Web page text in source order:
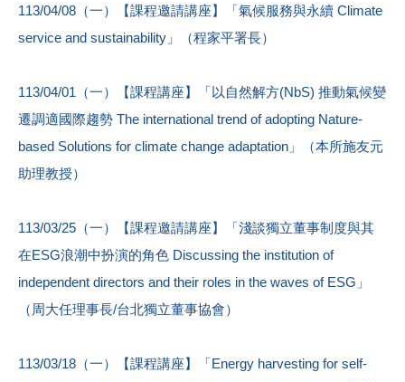
113/04/08（一）【課程邀請講座】「氣候服務與永續 Climate
service and sustainability」（程家平署長）
113/04/01（一）【課程講座】「以自然解方(NbS) 推動氣候變
遷調適國際趨勢 The international trend of adopting Nature-
based Solutions for climate change adaptation」（本所施友元
助理教授）
113/03/25（一）【課程邀請講座】「淺談獨立董事制度與其
在ESG浪潮中扮演的角色 Discussing the institution of
independent directors and their roles in the waves of ESG」
（周大任理事長/台北獨立董事協會）
113/03/18（一）【課程講座】「Energy harvesting for self-